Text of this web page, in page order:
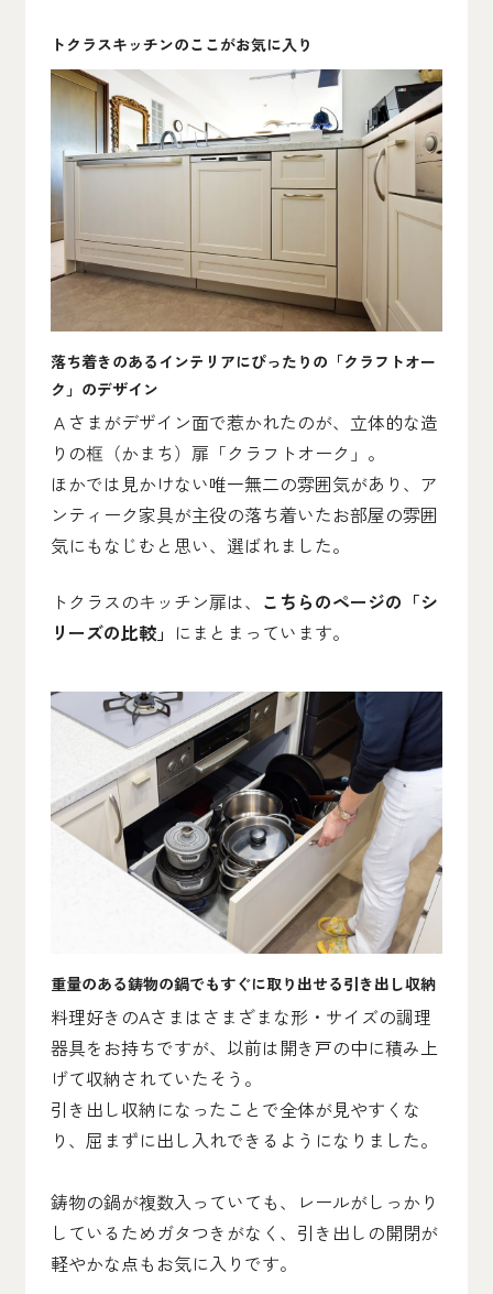
トクラスキッチンのここがお気に入り
落ち着きのあるインテリアにぴったりの「クラフトオー
ク」のデザイン
Ａさまがデザイン面で惹かれたのが、立体的な造
りの框（かまち）扉「クラフトオーク」。
ほかでは見かけない唯一無二の雰囲気があり、ア
ンティーク家具が主役の落ち着いたお部屋の雰囲
気にもなじむと思い、選ばれました。
トクラスのキッチン扉は、 こちらのページの「シ
リーズの比較」 にまとまっています。
重量のある鋳物の鍋でもすぐに取り出せる引き出し収納
料理好きのAさまはさまざまな形・サイズの調理
器具をお持ちですが、以前は開き戸の中に積み上
げて収納されていたそう。
引き出し収納になったことで全体が見やすくな
り、屈まずに出し入れできるようになりました。
鋳物の鍋が複数入っていても、レールがしっかり
しているためガタつきがなく、引き出しの開閉が
軽やかな点もお気に入りです。